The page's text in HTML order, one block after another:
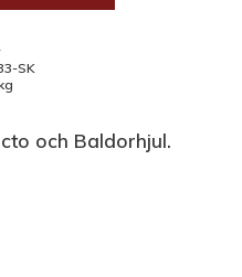
SK
och Baldorhjul.